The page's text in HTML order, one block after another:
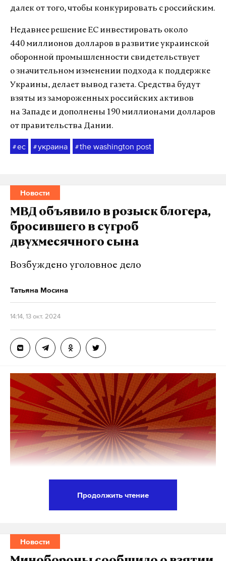
далек от того, чтобы конкурировать с российским.
Недавнее решение ЕС инвестировать около
440 миллионов долларов в развитие украинской
оборонной промышленности свидетельствует
о значительном изменении подхода к поддержке
Украины, делает вывод газета. Средства будут
взяты из замороженных российских активов
на Западе и дополнены 190 миллионами долларов
от правительства Дании.
#ес #украина #the washington post
Новости
МВД объявило в розыск блогера,
бросившего в сугроб
двухмесячного сына
Возбуждено уголовное дело
Татьяна Мосина
14:14, 13 окт. 2024
в сугроб, следует из базы данных ведомства.
Продолжить чтение
Новости